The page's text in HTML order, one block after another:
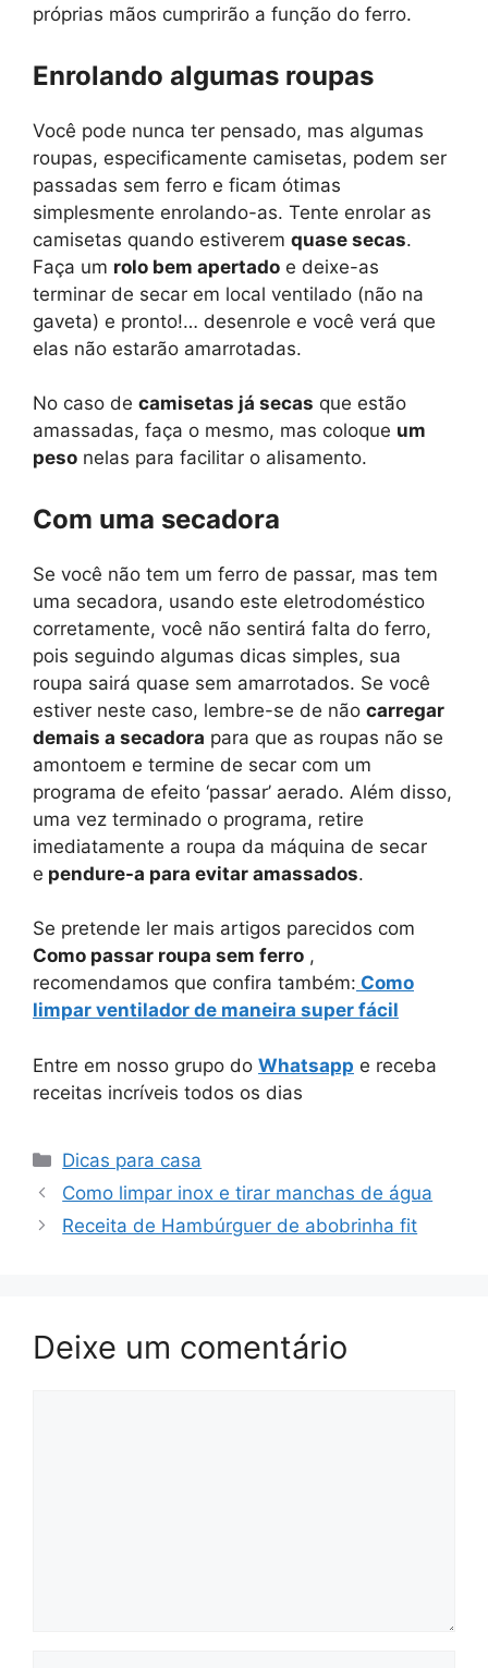
próprias mãos cumprirão a função do ferro.
Enrolando algumas roupas
Você pode nunca ter pensado, mas algumas
roupas, especificamente camisetas, podem ser
passadas sem ferro e ficam ótimas
simplesmente enrolando-as. Tente enrolar as
camisetas quando estiverem quase secas.
Faça um rolo bem apertado e deixe-as
terminar de secar em local ventilado (não na
gaveta) e pronto!… desenrole e você verá que
elas não estarão amarrotadas.
No caso de camisetas já secas que estão
amassadas, faça o mesmo, mas coloque um
peso nelas para facilitar o alisamento.
Com uma secadora
Se você não tem um ferro de passar, mas tem
uma secadora, usando este eletrodoméstico
corretamente, você não sentirá falta do ferro,
pois seguindo algumas dicas simples, sua
roupa sairá quase sem amarrotados. Se você
estiver neste caso, lembre-se de não carregar
demais a secadora para que as roupas não se
amontoem e termine de secar com um
programa de efeito ‘passar’ aerado. Além disso,
uma vez terminado o programa, retire
imediatamente a roupa da máquina de secar
e pendure-a para evitar amassados.
Se pretende ler mais artigos parecidos com
Como passar roupa sem ferro ,
recomendamos que confira também: Como
limpar ventilador de maneira super fácil
Entre em nosso grupo do Whatsapp e receba
receitas incríveis todos os dias
Categorias
Dicas para casa
Como limpar inox e tirar manchas de água
Receita de Hambúrguer de abobrinha fit
Deixe um comentário